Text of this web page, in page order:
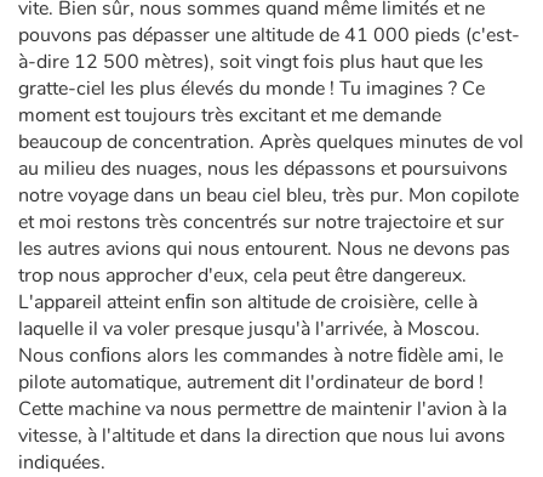
vite. Bien sûr, nous sommes quand même limités et ne
pouvons pas dépasser une altitude de 41 000 pieds (c'est-
à-dire 12 500 mètres), soit vingt fois plus haut que les
gratte-ciel les plus élevés du monde ! Tu imagines ? Ce
moment est toujours très excitant et me demande
beaucoup de concentration. Après quelques minutes de vol
au milieu des nuages, nous les dépassons et poursuivons
notre voyage dans un beau ciel bleu, très pur. Mon copilote
et moi restons très concentrés sur notre trajectoire et sur
les autres avions qui nous entourent. Nous ne devons pas
trop nous approcher d'eux, cela peut être dangereux.
L'appareil atteint enﬁn son altitude de croisière, celle à
laquelle il va voler presque jusqu'à l'arrivée, à Moscou.
Nous conﬁons alors les commandes à notre ﬁdèle ami, le
pilote automatique, autrement dit l'ordinateur de bord !
Cette machine va nous permettre de maintenir l'avion à la
vitesse, à l'altitude et dans la direction que nous lui avons
indiquées.